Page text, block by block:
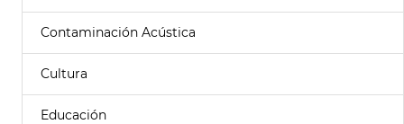
Contaminación Acústica
Cultura
Educación